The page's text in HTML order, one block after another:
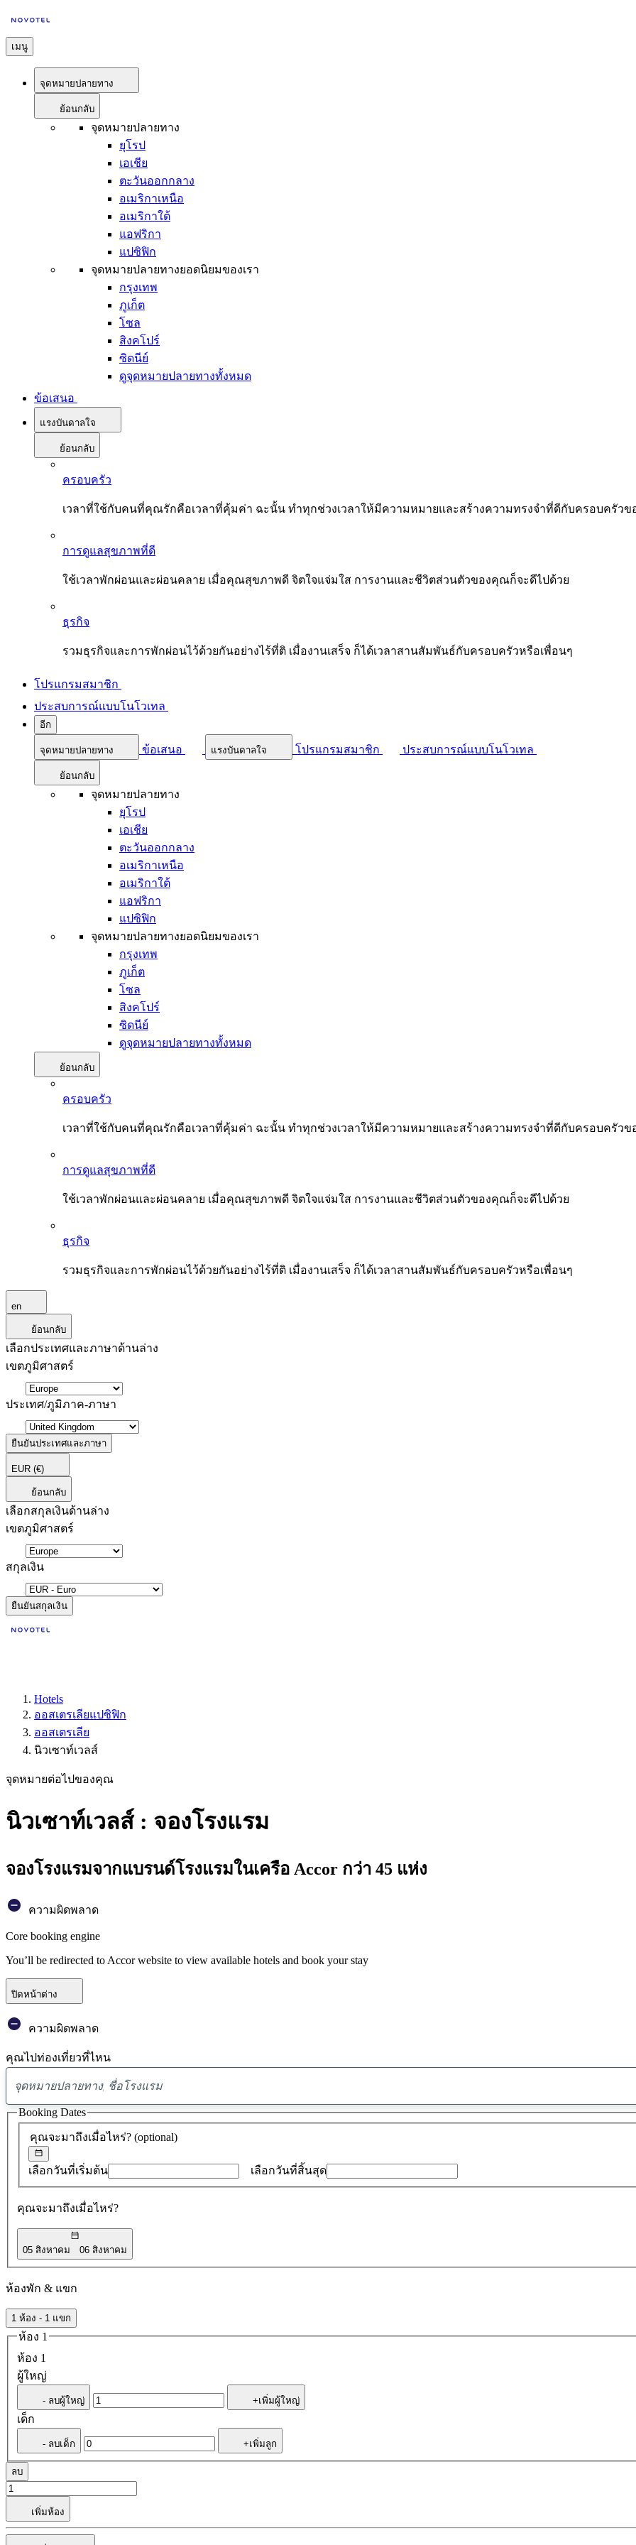
เมนู
จุดหมายปลายทาง
ย้อนกลับ
จุดหมายปลายทาง
ยุโรป
เอเชีย
ตะวันออกกลาง
อเมริกาเหนือ
อเมริกาใต้
แอฟริกา
แปซิฟิก
จุดหมายปลายทางยอดนิยมของเรา
กรุงเทพ
ภูเก็ต
โซล
สิงคโปร์
ซิดนีย์
ดูจุดหมายปลายทางทั้งหมด
ข้อเสนอ
แรงบันดาลใจ
ย้อนกลับ
ครอบครัว
เวลาที่ใช้กับคนที่คุณรักคือเวลาที่คุ้มค่า ฉะนั้น ทำทุกช่วงเวลาให้มีความหมายและสร้างความทรงจำที่ดีกับครอบครัว
การดูแลสุขภาพที่ดี
ใช้เวลาพักผ่อนและผ่อนคลาย เมื่อคุณสุขภาพดี จิตใจแจ่มใส การงานและชีวิตส่วนตัวของคุณก็จะดีไปด้วย
ธุรกิจ
รวมธุรกิจและการพักผ่อนไว้ด้วยกันอย่างไร้ที่ติ เมื่องานเสร็จ ก็ได้เวลาสานสัมพันธ์กับครอบครัวหรือเพื่อนๆ
โปรแกรมสมาชิก
ประสบการณ์แบบโนโวเทล
อีก
จุดหมายปลายทาง ข้อเสนอ แรงบันดาลใจ โปรแกรมสมาชิก ประสบการณ์แบบโนโวเทล
ย้อนกลับ
จุดหมายปลายทาง
ยุโรป
เอเชีย
ตะวันออกกลาง
อเมริกาเหนือ
อเมริกาใต้
แอฟริกา
แปซิฟิก
จุดหมายปลายทางยอดนิยมของเรา
กรุงเทพ
ภูเก็ต
โซล
สิงคโปร์
ซิดนีย์
ดูจุดหมายปลายทางทั้งหมด
ย้อนกลับ
ครอบครัว
เวลาที่ใช้กับคนที่คุณรักคือเวลาที่คุ้มค่า ฉะนั้น ทำทุกช่วงเวลาให้มีความหมายและสร้างความทรงจำที่ดีกับครอบครัว
การดูแลสุขภาพที่ดี
ใช้เวลาพักผ่อนและผ่อนคลาย เมื่อคุณสุขภาพดี จิตใจแจ่มใส การงานและชีวิตส่วนตัวของคุณก็จะดีไปด้วย
ธุรกิจ
รวมธุรกิจและการพักผ่อนไว้ด้วยกันอย่างไร้ที่ติ เมื่องานเสร็จ ก็ได้เวลาสานสัมพันธ์กับครอบครัวหรือเพื่อนๆ
en
ย้อนกลับ
เลือกประเทศและภาษาด้านล่าง
เขตภูมิศาสตร์
ประเทศ/ภูมิภาค-ภาษา
ยืนยันประเทศและภาษา
EUR (€)
ย้อนกลับ
เลือกสกุลเงินด้านล่าง
เขตภูมิศาสตร์
สกุลเงิน
ยืนยันสกุลเงิน
Hotels
ออสเตรเลียแปซิฟิก
ออสเตรเลีย
นิวเซาท์เวลส์
จุดหมายต่อไปของคุณ
นิวเซาท์เวลส์ : จองโรงแรม
จองโรงแรมจากแบรนด์โรงแรมในเครือ Accor กว่า 45 แห่ง
ความผิดพลาด
Core booking engine
You’ll be redirected to Accor website to view available hotels and book your stay
ปิดหน้าต่าง
ความผิดพลาด
คุณไปท่องเที่ยวที่ไหน
ข้อ
เสนอ
คุณจะมาถึงเมื่อไหร่? (optional)
เลือกวันที่เริ่มต้น เลือกวันที่สิ้นสุด
คุณจะมาถึงเมื่อไหร่?
05 สิงหาคม 06 สิงหาคม
Booking Dates
ห้องพัก & แขก
1 ห้อง - 1 แขก
ห้อง 1
ห้อง 1
ผู้ใหญ่
- ลบผู้ใหญ่ +เพิ่มผู้ใหญ่
เด็ก
- ลบเด็ก +เพิ่มลูก
ลบ
เพิ่มห้อง